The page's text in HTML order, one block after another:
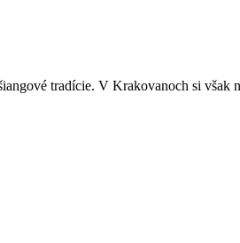
tradície. V Krakovanoch si